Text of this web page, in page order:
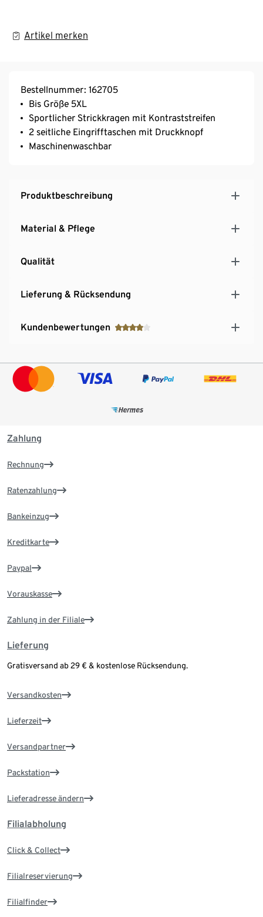
Artikel merken
Bestellnummer: 162705
Bis Größe 5XL
Sportlicher Strickkragen mit Kontraststreifen
2 seitliche Eingrifftaschen mit Druckknopf
Maschinenwaschbar
Produktbeschreibung
Material & Pflege
Qualität
Lieferung & Rücksendung
Kundenbewertungen
Zahlung
Rechnung
Ratenzahlung
Bankeinzug
Kreditkarte
Paypal
Vorauskasse
Zahlung in der Filiale
Lieferung
Gratisversand ab 29 € & kostenlose Rücksendung.
Versandkosten
Lieferzeit
Versandpartner
Packstation
Lieferadresse ändern
Filialabholung
Click & Collect
Filialreservierung
Filialfinder